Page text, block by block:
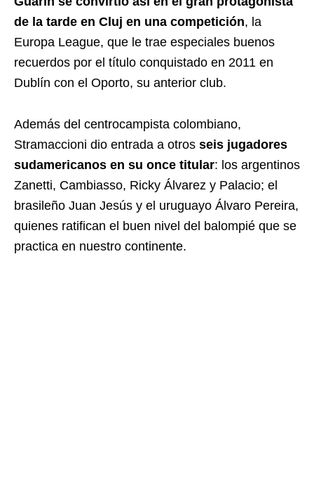
de la tarde en Cluj en una competición, la
Europa League, que le trae especiales buenos
recuerdos por el título conquistado en 2011 en
Dublín con el Oporto, su anterior club.
Además del centrocampista colombiano,
Stramaccioni dio entrada a otros seis jugadores
sudamericanos en su once titular: los argentinos
Zanetti, Cambiasso, Ricky Álvarez y Palacio; el
brasileño Juan Jesús y el uruguayo Álvaro Pereira,
quienes ratifican el buen nivel del balompié que se
practica en nuestro continente.